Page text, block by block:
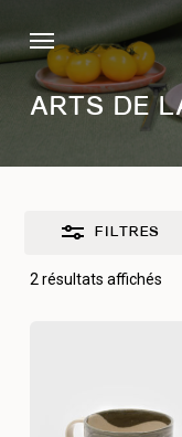
contenu
principal
Menu
ARTS DE
FILTRES
2 résultats affichésTrié